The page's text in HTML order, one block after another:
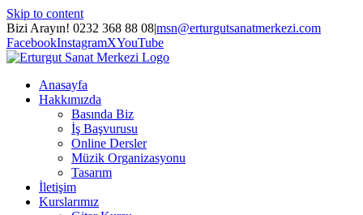
Skip to content
Bizi Arayın! 0232 368 88 08|msn@erturgutsanatmerkezi.com
FacebookInstagramXYouTube
Anasayfa
Hakkımızda
Basında Biz
İş Başvurusu
Online Dersler
Müzik Organizasyonu
Tasarım
İletişim
Kurslarımız